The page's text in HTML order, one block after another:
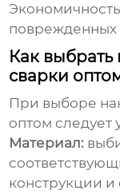
поврежденных
Как
сварки
При выборе
оптом следует
Материал:
конструкции